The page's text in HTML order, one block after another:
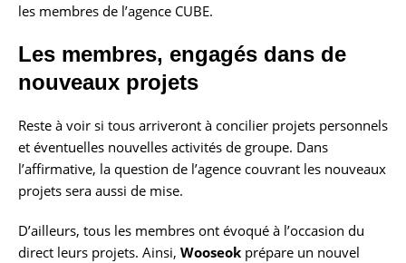
les membres de l’agence CUBE.
Les membres, engagés dans de
nouveaux projets
Reste à voir si tous arriveront à concilier projets personnels
et éventuelles nouvelles activités de groupe. Dans
l’affirmative, la question de l’agence couvrant les nouveaux
projets sera aussi de mise.
D’ailleurs, tous les membres ont évoqué à l’occasion du
direct leurs projets. Ainsi, Wooseok prépare un nouvel